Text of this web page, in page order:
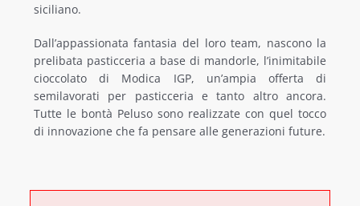
OFFERTE
siciliano.
Dall’appassionata fantasia del loro team, nascono la
prelibata pasticceria a base di mandorle, l’inimitabile
cioccolato di Modica IGP, un’ampia offerta di
semilavorati per pasticceria e tanto altro ancora.
Tutte le bontà Peluso sono realizzate con quel tocco
di innovazione che fa pensare alle generazioni future.